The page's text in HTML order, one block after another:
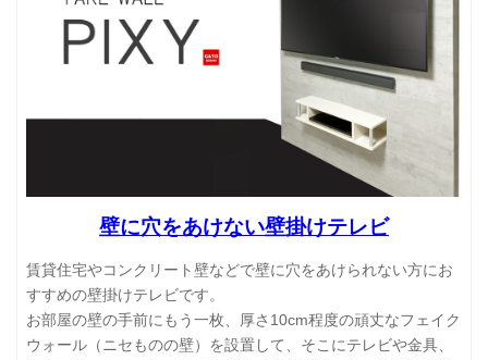
壁に穴をあけない壁掛けテレビ
賃貸住宅やコンクリート壁などで壁に穴をあけられない方にお
すすめの壁掛けテレビです。
お部屋の壁の手前にもう一枚、厚さ10cm程度の頑丈なフェイク
ウォール（ニセものの壁）を設置して、そこにテレビや金具、